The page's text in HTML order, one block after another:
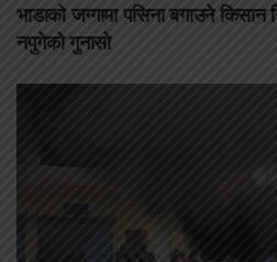
भाडाको जग्गामा पसिना बगाउने
नपुगेको गुनासो